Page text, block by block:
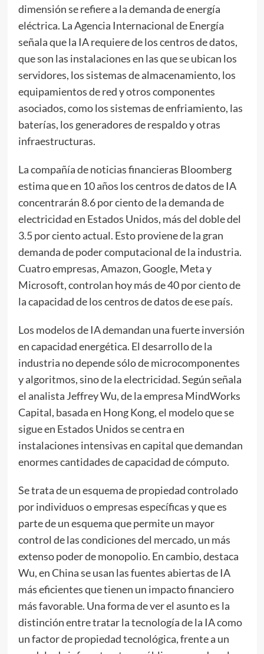
dimensión se refiere a la demanda de energía
eléctrica. La Agencia Internacional de Energía
señala que la IA requiere de los centros de datos,
que son las instalaciones en las que se ubican los
servidores, los sistemas de almacenamiento, los
equipamientos de red y otros componentes
asociados, como los sistemas de enfriamiento, las
baterías, los generadores de respaldo y otras
infraestructuras.
La compañía de noticias financieras Bloomberg
estima que en 10 años los centros de datos de IA
concentrarán 8.6 por ciento de la demanda de
electricidad en Estados Unidos, más del doble del
3.5 por ciento actual. Esto proviene de la gran
demanda de poder computacional de la industria.
Cuatro empresas, Amazon, Google, Meta y
Microsoft, controlan hoy más de 40 por ciento de
la capacidad de los centros de datos de ese país.
Los modelos de IA demandan una fuerte inversión
en capacidad energética. El desarrollo de la
industria no depende sólo de microcomponentes
y algoritmos, sino de la electricidad. Según señala
el analista Jeffrey Wu, de la empresa MindWorks
Capital, basada en Hong Kong, el modelo que se
sigue en Estados Unidos se centra en
instalaciones intensivas en capital que demandan
enormes cantidades de capacidad de cómputo.
Se trata de un esquema de propiedad controlado
por individuos o empresas específicas y que es
parte de un esquema que permite un mayor
control de las condiciones del mercado, un más
extenso poder de monopolio. En cambio, destaca
Wu, en China se usan las fuentes abiertas de IA
más eficientes que tienen un impacto financiero
más favorable. Una forma de ver el asunto es la
distinción entre tratar la tecnología de la IA como
un factor de propiedad tecnológica, frente a un